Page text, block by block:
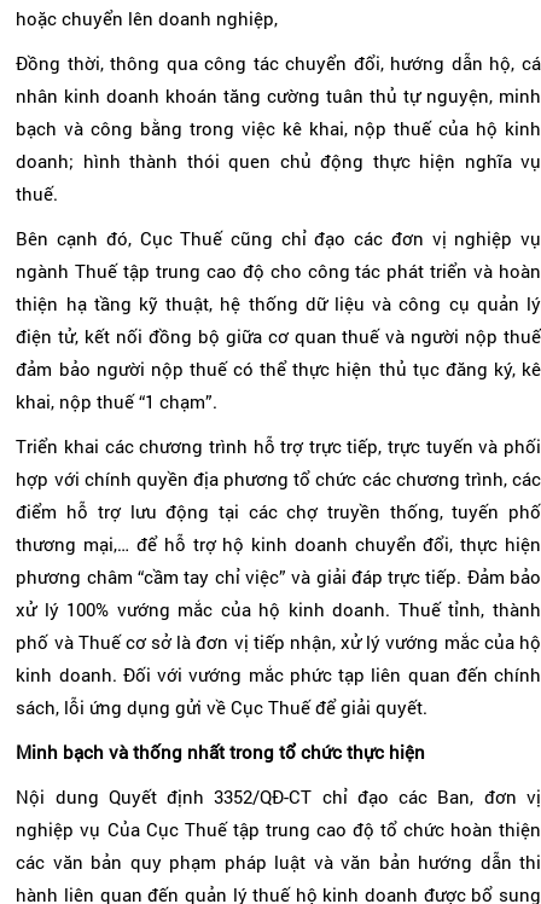
hoặc chuyển lên doanh nghiệp,
Đồng thời, thông qua công tác chuyển đổi, hướng dẫn hộ, cá
nhân kinh doanh khoán tăng cường tuân thủ tự nguyện, minh
bạch và công bằng trong việc kê khai, nộp thuế của hộ kinh
doanh; hình thành thói quen chủ động thực hiện nghĩa vụ
thuế.
Bên cạnh đó, Cục Thuế cũng chỉ đạo các đơn vị nghiệp vụ
ngành Thuế tập trung cao độ cho công tác phát triển và hoàn
thiện hạ tầng kỹ thuật, hệ thống dữ liệu và công cụ quản lý
điện tử, kết nối đồng bộ giữa cơ quan thuế và người nộp thuế
đảm bảo người nộp thuế có thể thực hiện thủ tục đăng ký, kê
khai, nộp thuế “1 chạm”.
Triển khai các chương trình hỗ trợ trực tiếp, trực tuyến và phối
hợp với chính quyền địa phương tổ chức các chương trình, các
điểm hỗ trợ lưu động tại các chợ truyền thống, tuyến phố
thương mại,… để hỗ trợ hộ kinh doanh chuyển đổi, thực hiện
phương châm “cầm tay chỉ việc” và giải đáp trực tiếp. Đảm bảo
xử lý 100% vướng mắc của hộ kinh doanh. Thuế tỉnh, thành
phố và Thuế cơ sở là đơn vị tiếp nhận, xử lý vướng mắc của hộ
kinh doanh. Đối với vướng mắc phức tạp liên quan đến chính
sách, lỗi ứng dụng gửi về Cục Thuế để giải quyết.
Minh bạch và thống nhất trong tổ chức thực hiện
Nội dung Quyết định 3352/QĐ-CT chỉ đạo các Ban, đơn vị
nghiệp vụ Của Cục Thuế tập trung cao độ tổ chức hoàn thiện
các văn bản quy phạm pháp luật và văn bản hướng dẫn thi
hành liên quan đến quản lý thuế hộ kinh doanh được bổ sung